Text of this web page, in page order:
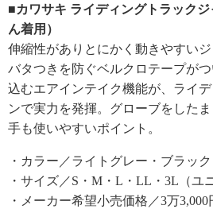
■カワサキ ライディングトラック
ん着用）
伸縮性がありとにかく動きやすい
バタつきを防ぐベルクロテープが
込むエアインテイク機能が、ライ
ンで実力を発揮。グローブをした
手も使いやすいポイント。
・カラー／ライトグレー・ブラック
・サイズ／S・M・L・LL・3L（ユ
・メーカー希望小売価格／3万3,000